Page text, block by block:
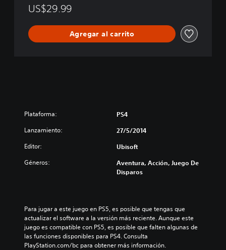
US$29.99
Agregar al carrito
Plataforma: PS4
Lanzamiento: 27/5/2014
Editor: Ubisoft
Géneros:
Aventura, Acción, Juego De
Disparos
Para jugar a este juego en PS5, es posible que tengas que
actualizar el software a la versión más reciente. Aunque este
juego es compatible con PS5, es posible que falten algunas de
las funciones disponibles para PS4. Consulta
PlayStation.com/bc para obtener más información.